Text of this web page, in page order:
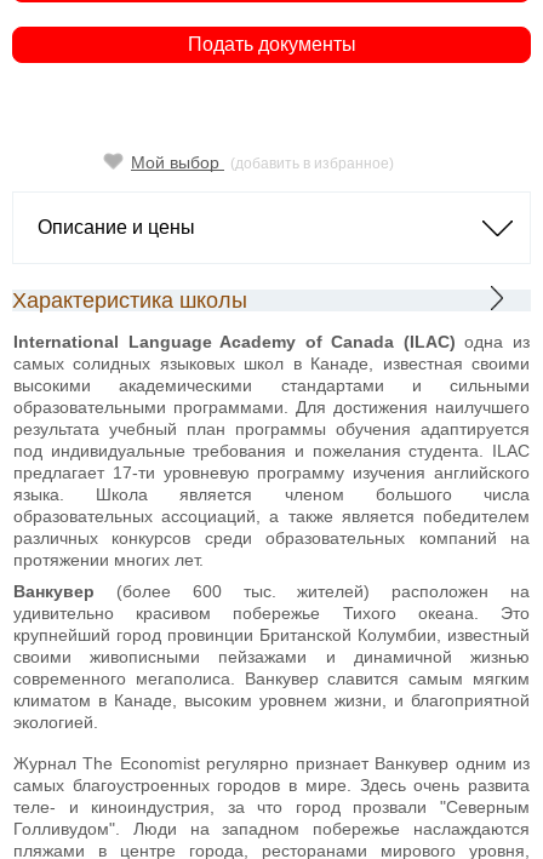
Подать документы
Мой выбор (добавить в избранное)
Описание и цены
Характеристика школы
International Language Academy of Canada (ILAC) одна из
самых солидных языковых школ в Канаде, известная своими
высокими академическими стандартами и сильными
образовательными программами. Для достижения наилучшего
результата учебный план программы обучения адаптируется
под индивидуальные требования и пожелания студента. ILAC
предлагает 17-ти уровневую программу изучения английского
языка. Школа является членом большого числа
образовательных ассоциаций, а также является победителем
различных конкурсов среди образовательных компаний на
протяжении многих лет.
Ванкувер (более 600 тыс. жителей) расположен на
удивительно красивом побережье Тихого океана. Это
крупнейший город провинции Британской Колумбии, известный
своими живописными пейзажами и динамичной жизнью
современного мегаполиса. Ванкувер славится самым мягким
климатом в Канаде, высоким уровнем жизни, и благоприятной
экологией.
Журнал The Economist регулярно признает Ванкувер одним из
самых благоустроенных городов в мире. Здесь очень развита
теле- и киноиндустрия, за что город прозвали "Северным
Голливудом". Люди на западном побережье наслаждаются
пляжами в центре города, ресторанами мирового уровня,